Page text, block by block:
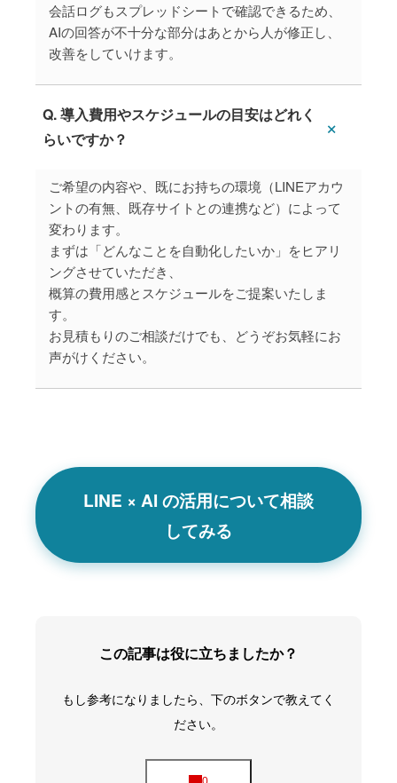
会話ログもスプレッドシートで確認できるため、
AIの回答が不十分な部分はあとから人が修正し、
改善をしていけます。
Q. 導入費用やスケジュールの目安はどれく
らいですか？
ご希望の内容や、既にお持ちの環境（LINEアカウ
ントの有無、既存サイトとの連携など）によって
変わります。
まずは「どんなことを自動化したいか」をヒアリ
ングさせていただき、
概算の費用感とスケジュールをご提案いたしま
す。
お見積もりのご相談だけでも、どうぞお気軽にお
声がけください。
LINE × AI の活用について相談
してみる
この記事は役に立ちましたか？
もし参考になりましたら、下のボタンで教えてく
ださい。